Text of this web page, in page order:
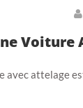
Voiture
avec attelage